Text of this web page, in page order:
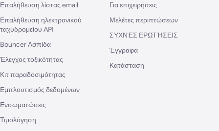
Επαλήθευση λίστας email
Επαλήθευση ηλεκτρονικού
ταχυδρομείου API
Bouncer Ασπίδα
Έλεγχος τοξικότητας
Κιτ παραδοσιμότητας
Εμπλουτισμός δεδομένων
Ενσωματώσεις
Τιμολόγηση
Για επιχειρήσεις
Μελέτες περιπτώσεων
ΣΥΧΝΈΣ ΕΡΩΤΉΣΕΙΣ
Έγγραφα
Κατάσταση